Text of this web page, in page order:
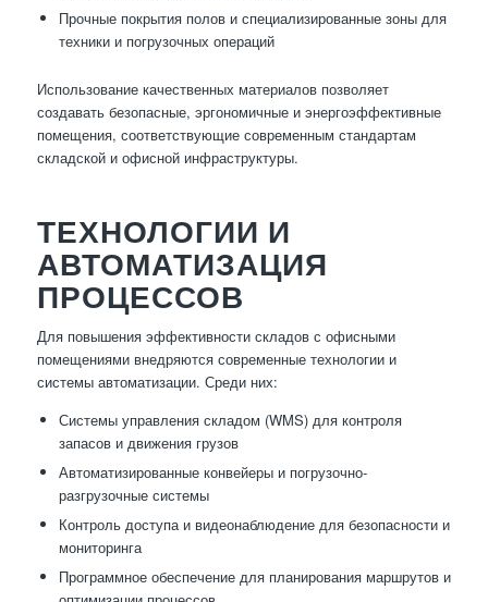
Прочные покрытия полов и специализированные зоны для
техники и погрузочных операций
Использование качественных материалов позволяет
создавать безопасные, эргономичные и энергоэффективные
помещения, соответствующие современным стандартам
складской и офисной инфраструктуры.
ТЕХНОЛОГИИ И
АВТОМАТИЗАЦИЯ
ПРОЦЕССОВ
Для повышения эффективности складов с офисными
помещениями внедряются современные технологии и
системы автоматизации. Среди них:
Системы управления складом (WMS) для контроля
запасов и движения грузов
Автоматизированные конвейеры и погрузочно-
разгрузочные системы
Контроль доступа и видеонаблюдение для безопасности и
мониторинга
Программное обеспечение для планирования маршрутов и